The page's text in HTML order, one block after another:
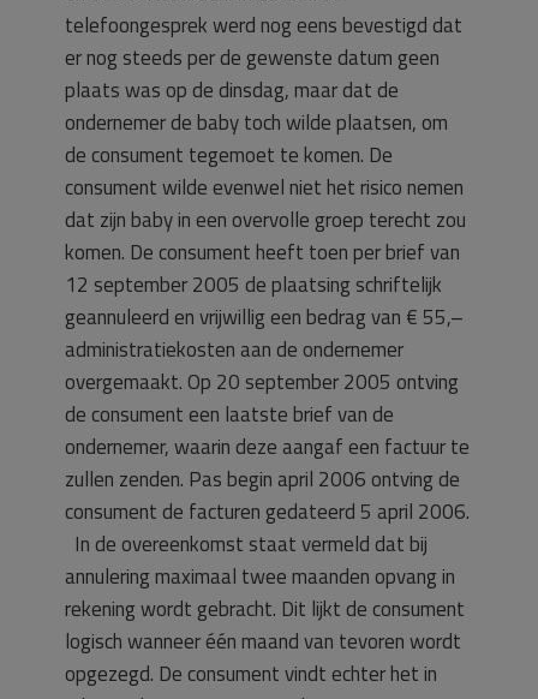
telefoongesprek werd nog eens bevestigd dat
er nog steeds per de gewenste datum geen
plaats was op de dinsdag, maar dat de
ondernemer de baby toch wilde plaatsen, om
de consument tegemoet te komen. De
consument wilde evenwel niet het risico nemen
dat zijn baby in een overvolle groep terecht zou
komen. De consument heeft toen per brief van
12 september 2005 de plaatsing schriftelijk
geannuleerd en vrijwillig een bedrag van € 55,–
administratiekosten aan de ondernemer
overgemaakt. Op 20 september 2005 ontving
de consument een laatste brief van de
ondernemer, waarin deze aangaf een factuur te
zullen zenden. Pas begin april 2006 ontving de
consument de facturen gedateerd 5 april 2006.
In de overeenkomst staat vermeld dat bij
annulering maximaal twee maanden opvang in
rekening wordt gebracht. Dit lijkt de consument
logisch wanneer één maand van tevoren wordt
opgezegd. De consument vindt echter het in